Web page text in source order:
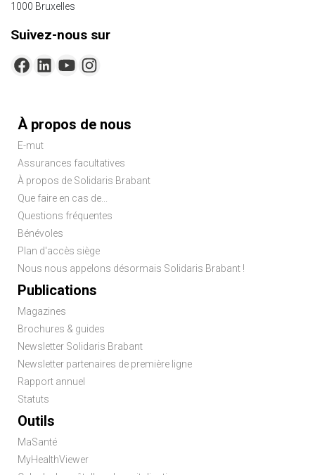
1000 Bruxelles
Suivez-nous sur
Menu
Pied
de
page
À propos de nous
E-mut
Assurances facultatives
À propos de Solidaris Brabant
Que faire en cas de...
Questions fréquentes
Bénévoles
Plan d'accès siège
Nous nous appelons désormais Solidaris Brabant !
Publications
Magazines
Brochures & guides
Newsletter Solidaris Brabant
Newsletter partenaires de première ligne
Rapport annuel
Statuts
Outils
MaSanté
MyHealthViewer